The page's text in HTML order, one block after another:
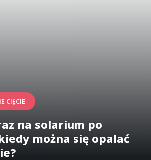
CIĘCIE
na solarium po
można się opalać